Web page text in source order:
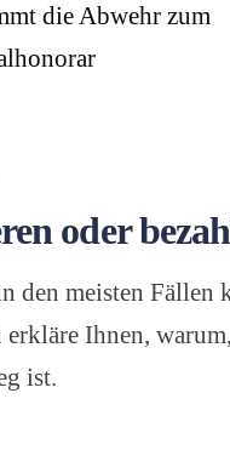
die Abwehr zum
oder
den meisten Fällen
Ihnen,
ist.